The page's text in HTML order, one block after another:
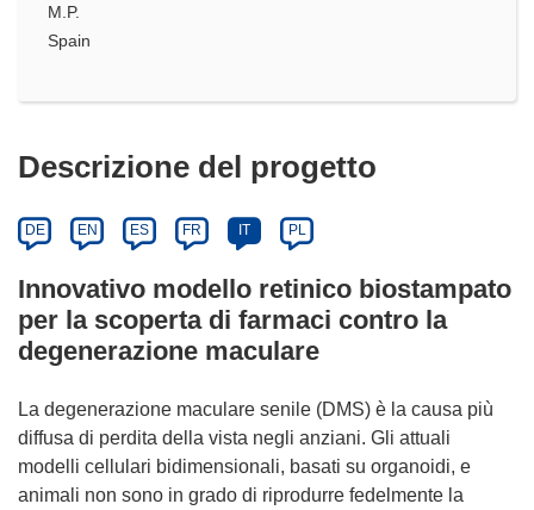
M.P.
Spain
Descrizione del progetto
DE EN ES FR IT PL
Innovativo modello retinico biostampato
per la scoperta di farmaci contro la
degenerazione maculare
La degenerazione maculare senile (DMS) è la causa più
diffusa di perdita della vista negli anziani. Gli attuali
modelli cellulari bidimensionali, basati su organoidi, e
animali non sono in grado di riprodurre fedelmente la